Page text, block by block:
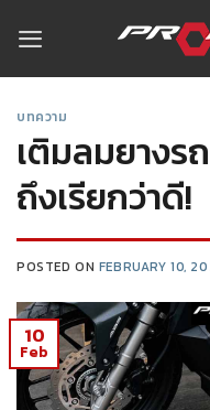
บทความ
เติมลมยางร
ถึงเรียกว่าดี!
POSTED ON FEBRUARY 10,
10
Feb